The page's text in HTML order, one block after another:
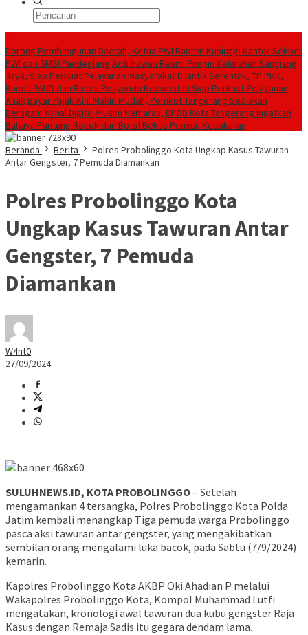
Dorong Pembangunan Daerah, Ketua PWI Banten Kunjungi Kantor Sekber
PWI dan SMSI Pandeglang Ardi Irawan Resmi Pimpin Kelurahan Sangiang
Jaya, Siap Perkuat Pelayanan MasyarakatDilantik Serentak, TP PKK,
Bunda PAUD dan Bunda Posyandu Kecamatan Siap Perkuat Pelayanan
AnakBayar Pajak Kini Makin Mudah, Pemkot Tangerang Sediakan
Beragam Kanal DigitalMusim Kemarau, BPBD Kota Tangerang Ingatkan
Bahaya Puntung Rokok dan Botol Bekas Pemicu Kebakaran
Beranda
Berita
Polres Probolinggo Kota Ungkap Kasus Tawuran
Antar Gengster, 7 Pemuda Diamankan
Polres Probolinggo Kota
Ungkap Kasus Tawuran Antar
Gengster, 7 Pemuda
Diamankan
W4nt0
27/09/2024
SULUHNEWS.ID, KOTA PROBOLINGGO– Setelah
mengamankan 4 tersangka, Polres Probolinggo Kota Polda
Jatim kembali menangkap Tiga pemuda warga Probolinggo
pasca aksi tawuran antar gengster, yang mengakibatkan
sembilan orang mengalami luka bacok, pada Sabtu (7/9/2024)
kemarin.
Kapolres Probolinggo Kota AKBP Oki Ahadian P melalui
Wakapolres Probolinggo Kota, Kompol Muhammad Lutfi
mengatakan, kronologi awal tawuran dua kubu gengster Raja
Kasus dengan Remaja Sadis itu gegara dendam lama.